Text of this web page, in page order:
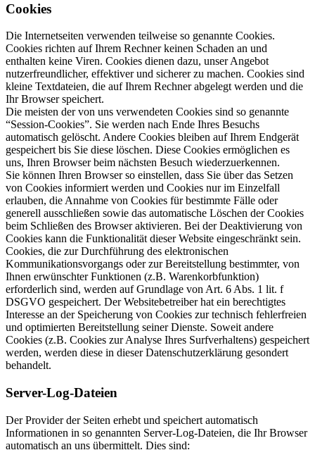
Cookies
Die Internetseiten verwenden teilweise so genannte Cookies.
Cookies richten auf Ihrem Rechner keinen Schaden an und
enthalten keine Viren. Cookies dienen dazu, unser Angebot
nutzerfreundlicher, effektiver und sicherer zu machen. Cookies sind
kleine Textdateien, die auf Ihrem Rechner abgelegt werden und die
Ihr Browser speichert.
Die meisten der von uns verwendeten Cookies sind so genannte
“Session-Cookies”. Sie werden nach Ende Ihres Besuchs
automatisch gelöscht. Andere Cookies bleiben auf Ihrem Endgerät
gespeichert bis Sie diese löschen. Diese Cookies ermöglichen es
uns, Ihren Browser beim nächsten Besuch wiederzuerkennen.
Sie können Ihren Browser so einstellen, dass Sie über das Setzen
von Cookies informiert werden und Cookies nur im Einzelfall
erlauben, die Annahme von Cookies für bestimmte Fälle oder
generell ausschließen sowie das automatische Löschen der Cookies
beim Schließen des Browser aktivieren. Bei der Deaktivierung von
Cookies kann die Funktionalität dieser Website eingeschränkt sein.
Cookies, die zur Durchführung des elektronischen
Kommunikationsvorgangs oder zur Bereitstellung bestimmter, von
Ihnen erwünschter Funktionen (z.B. Warenkorbfunktion)
erforderlich sind, werden auf Grundlage von Art. 6 Abs. 1 lit. f
DSGVO gespeichert. Der Websitebetreiber hat ein berechtigtes
Interesse an der Speicherung von Cookies zur technisch fehlerfreien
und optimierten Bereitstellung seiner Dienste. Soweit andere
Cookies (z.B. Cookies zur Analyse Ihres Surfverhaltens) gespeichert
werden, werden diese in dieser Datenschutzerklärung gesondert
behandelt.
Server-Log-Dateien
Der Provider der Seiten erhebt und speichert automatisch
Informationen in so genannten Server-Log-Dateien, die Ihr Browser
automatisch an uns übermittelt. Dies sind: